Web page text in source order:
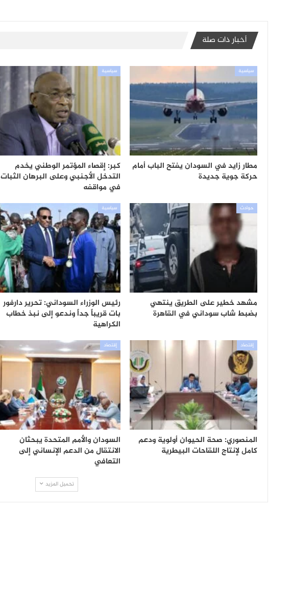
أخبار ذات صلة
سياسية
مطار زايد في السودان يفتح الباب أمام
حركة جوية جديدة
سياسية
كبر: إقصاء المؤتمر الوطني يخدم
التدخل الأجنبي وعلى البرهان الثبات
في مواقفه
حوادث
مشهد خطير على الطريق ينتهي
بضبط شاب سوداني في القاهرة
سياسية
رئيس الوزراء السوداني: تحرير دارفور
بات قريباً جداً وندعو إلى نبذ خطاب
الكراهية
إقتصاد
المنصوري: صحة الحيوان أولوية ودعم
كامل لإنتاج اللقاحات البيطرية
إقتصاد
السودان والأمم المتحدة يبحثان
الانتقال من الدعم الإنساني إلى
التعافي
تحميل المزيد